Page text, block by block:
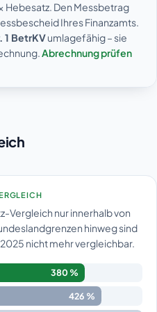
Hebesatz. Den Messbetrag
Ihres Finanzamts.
1 BetrKVumlagefähig – sie
Abrechnung prüfen
Vergleich nur innerhalb von
hinweg sind
nicht mehr vergleichbar.
380 %
426 %